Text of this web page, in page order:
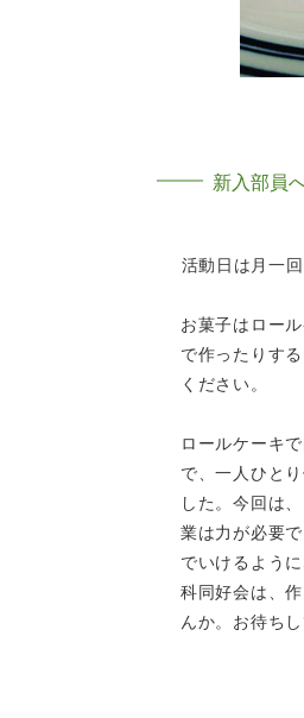
新入部員
活動日は月一
お菓子はロー
で作ったりす
ください。
ロールケーキ
で、一人ひと
した。今回は
業は力が必要
でいけるよう
科同好会は、
んか。お待ちし